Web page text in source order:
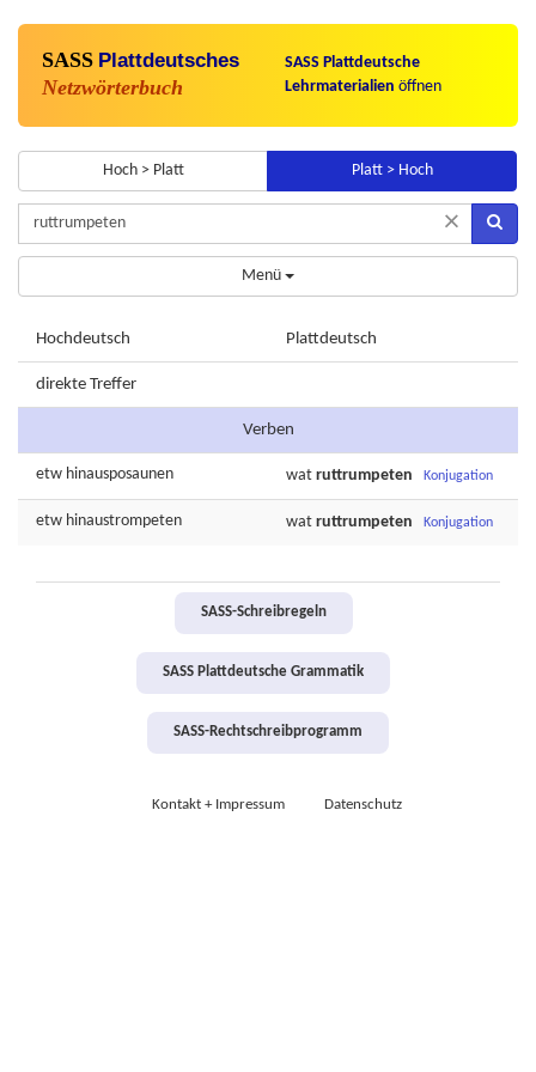
SASS Plattdeutsches
Netzwörterbuch
SASS Plattdeutsche
Lehrmaterialien öffnen
Hoch > Platt Platt > Hoch
×
Menü
Hochdeutsch Plattdeutsch
direkte Treffer
Verben
etw hinausposaunen wat ruttrumpeten Konjugation
etw hinaustrompeten wat ruttrumpeten Konjugation
SASS-Schreibregeln
SASS Plattdeutsche Grammatik
SASS-Rechtschreibprogramm
Kontakt + Impressum Datenschutz